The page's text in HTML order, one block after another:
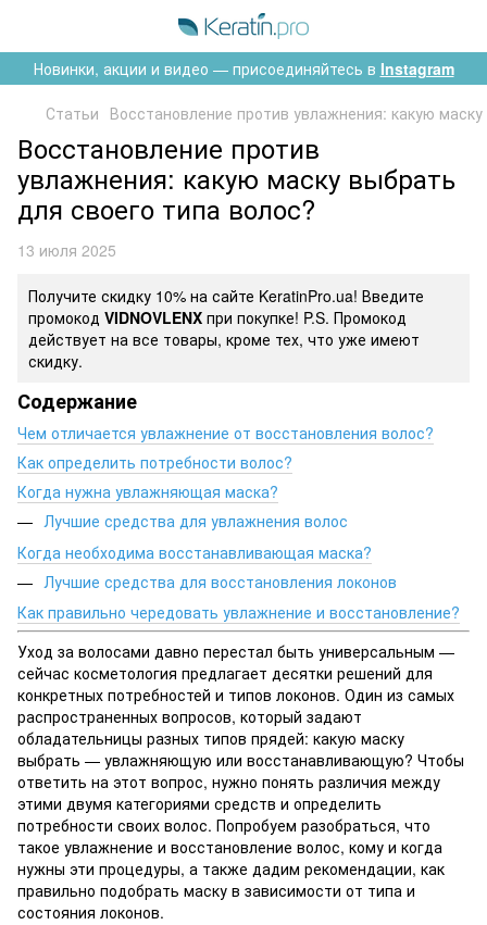
Новинки, акции и видео — присоединяйтесь в Instagram
Статьи Восстановление против увлажнения: какую
Восстановление против
увлажнения: какую маску выбрать
для своего типа волос?
13 июля 2025
Получите скидку 10% на сайте KeratinPro.ua! Введите
промокод VIDNOVLENX при покупке! P.S. Промокод
действует на все товары, кроме тех, что уже имеют
скидку.
Содержание
Чем отличается увлажнение от восстановления волос?
Как определить потребности волос?
Когда нужна увлажняющая маска?
Лучшие средства для увлажнения волос
Когда необходима восстанавливающая маска?
Лучшие средства для восстановления локонов
Как правильно чередовать увлажнение и восстановление?
Уход за волосами давно перестал быть универсальным —
сейчас косметология предлагает десятки решений для
конкретных потребностей и типов локонов. Один из самых
распространенных вопросов, который задают
обладательницы разных типов прядей: какую маску
выбрать — увлажняющую или восстанавливающую? Чтобы
ответить на этот вопрос, нужно понять различия между
этими двумя категориями средств и определить
потребности своих волос. Попробуем разобраться, что
такое увлажнение и восстановление волос, кому и когда
нужны эти процедуры, а также дадим рекомендации, как
правильно подобрать маску в зависимости от типа и
состояния локонов.